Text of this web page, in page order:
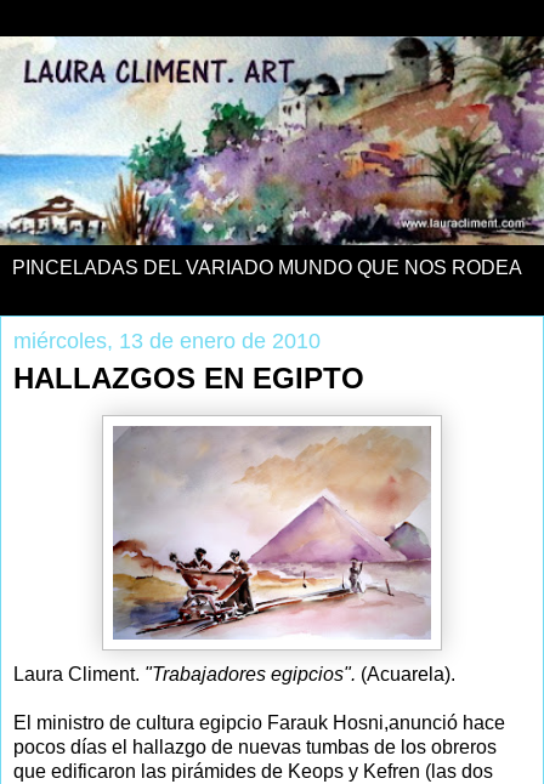
PINCELADAS DEL VARIADO MUNDO QUE NOS RODEA
miércoles, 13 de enero de 2010
HALLAZGOS EN EGIPTO
Laura Climent. "Trabajadores egipcios". (Acuarela).
El ministro de cultura egipcio Farauk Hosni,anunció hace
pocos días el hallazgo de nuevas tumbas de los obreros
que edificaron las pirámides de Keops y Kefren (las dos